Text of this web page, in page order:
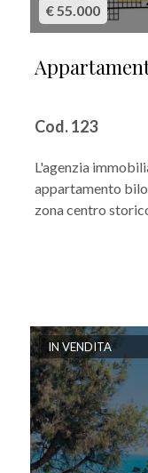
€ 55.000
Cod. 123
L'agenzia
appartamento
zona centro
IN VENDITA